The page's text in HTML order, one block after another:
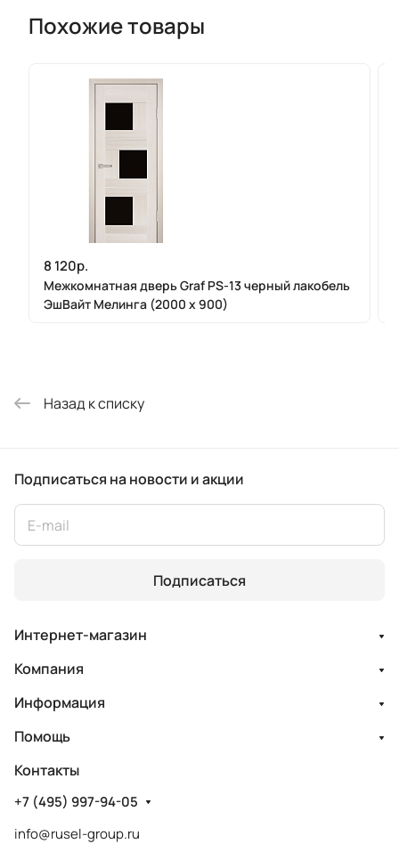
Похожие товары
8 120р.
Межкомнатная дверь Graf PS-13 черный лакобель
ЭшВайт Мелинга (2000 х 900)
Назад к списку
Подписаться на новости и акции
Подписаться
Интернет-магазин
Компания
Информация
Помощь
Контакты
+7 (495) 997-94-05
info@rusel-group.ru